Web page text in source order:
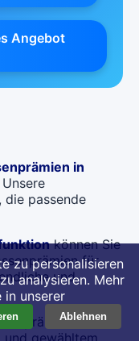
Angebot
in
die passende
können Sie
für
und
können
und gewähltem
zu personalisieren
analysieren. Mehr
in unserer
Ablehnen